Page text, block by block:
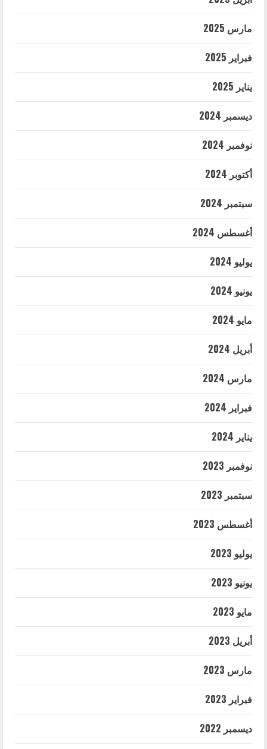
مارس 2025
فبراير 2025
يناير 2025
ديسمبر 2024
نوفمبر 2024
أكتوبر 2024
سبتمبر 2024
أغسطس 2024
يوليو 2024
يونيو 2024
مايو 2024
أبريل 2024
مارس 2024
فبراير 2024
يناير 2024
نوفمبر 2023
سبتمبر 2023
أغسطس 2023
يوليو 2023
يونيو 2023
مايو 2023
أبريل 2023
مارس 2023
فبراير 2023
ديسمبر 2022